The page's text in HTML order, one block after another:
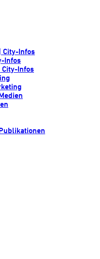
City-Infos
Infos
Infos